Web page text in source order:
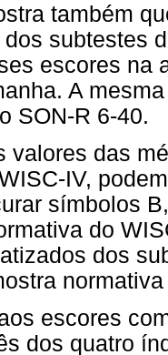
também
subtestes
escores na
A
SON-R 6-40.
valores das
IV,
símbolos
do
dos
escores
dos quatro